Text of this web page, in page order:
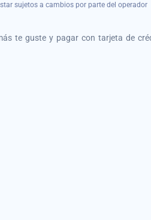
sujetos a cambios por parte del operador
te guste y pagar con tarjeta de